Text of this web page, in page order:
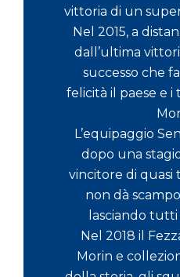
vittoria di un
Nel 2015, a
dall’ultima
successo che
felicità il paese e i
L’equipaggio
dopo una
vincitore di
non dà
lasciando
Nel 2018 il
Morin e